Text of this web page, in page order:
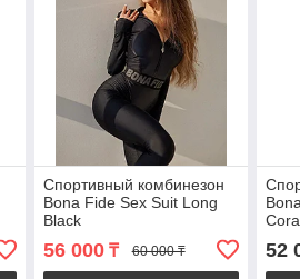
Спортивный комбинезон
Bona Fide Sex Suit Long
Black
56 000₸ 60 000 ₸ 52